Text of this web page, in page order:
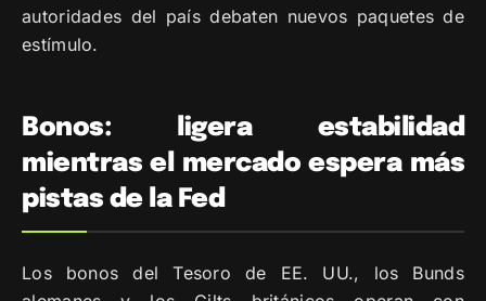
autoridades del país debaten nuevos paquetes de
estímulo.
Bonos: ligera estabilidad
mientras el mercado espera más
pistas de la Fed
Los bonos del Tesoro de EE. UU., los Bunds